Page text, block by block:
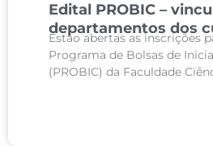
Edital PROBIC –
departamentos dos
graduação da
Estão abertas as inscrições
Programa de Bolsas de
(PROBIC) da Faculdade